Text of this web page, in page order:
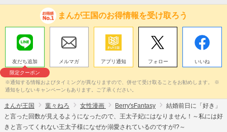
まんが王国のお得情報を受け取ろう
友だち追加
限定クーポン
メルマガ アプリ通知 フォロー いいね
※通知する情報およびタイミングが異なりますので、併せて受け取ることをお勧めします。 ※
通知をしないキャンペーンもあります。ご了承ください。
まんが王国 葉々ねろ 女性漫画 Berry'sFantasy
結婚前日に「好き」
と言った回数が見えるようになったので、王太子妃にはなりません！～私には好
きと言ってくれない王太子様になぜか溺愛されているのですが!?～